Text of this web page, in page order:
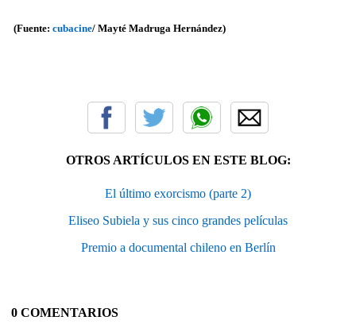
(Fuente: cubacine/ Mayté Madruga Hernández)
OTROS ARTÍCULOS EN ESTE BLOG:
El último exorcismo (parte 2)
Eliseo Subiela y sus cinco grandes películas
Premio a documental chileno en Berlín
0 COMENTARIOS